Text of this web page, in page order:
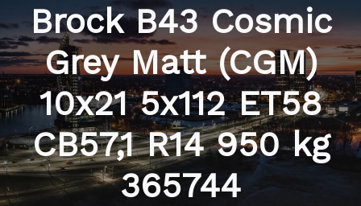
Brock B43 Cosmic
Grey Matt (CGM)
10x21 5x112 ET58
CB57,1 R14 950 kg
365744